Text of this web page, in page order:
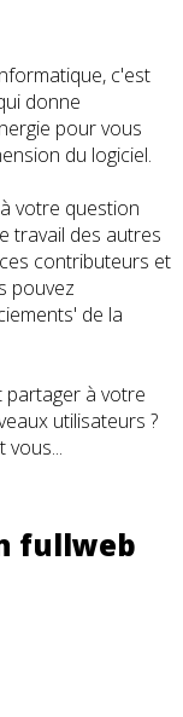
c'est
donne
pour vous
du logiciel.
votre question
travail des autres
contributeurs et
pouvez
de la
partager à votre
utilisateurs ?
vous...
fullweb